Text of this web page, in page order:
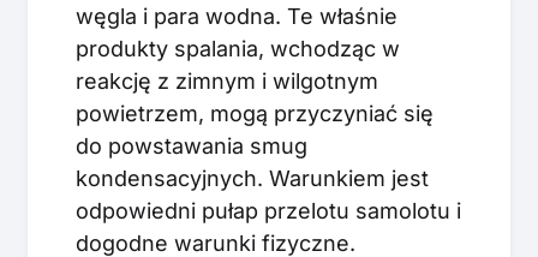
węgla i para wodna. Te właśnie
produkty spalania, wchodząc w
reakcję z zimnym i wilgotnym
powietrzem, mogą przyczyniać się
do powstawania smug
kondensacyjnych. Warunkiem jest
odpowiedni pułap przelotu samolotu i
dogodne warunki fizyczne.